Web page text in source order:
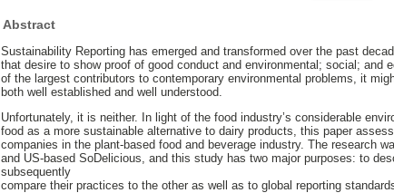
Abstract
Sustainability Reporting has emerged and transformed over the past
that desire to show proof of good conduct and environmental; social; and
of the largest contributors to contemporary environmental problems, it
both well established and well understood.
Unfortunately, it is neither. In light of the food industry’s considerable
food as a more sustainable alternative to dairy products, this paper
companies in the plant-based food and beverage industry. The research
and US-based SoDelicious, and this study has two major purposes: to
subsequently
compare their practices to the other as well as to global reporting